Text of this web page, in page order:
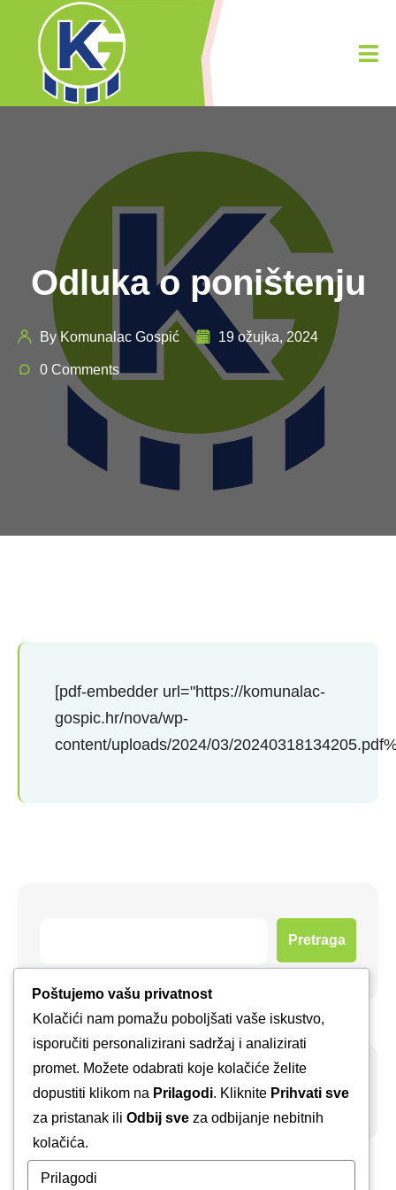
Odluka o poništenju
By Komunalac Gospić 19 ožujka, 2024
0 Comments
[pdf-embedder url="https://komunalac-
gospic.hr/nova/wp-
content/uploads/2024/03/
Pretraga
Arhiva
Poštujemo vašu privatnost
Kolačići nam pomažu poboljšati vaše iskustvo,
isporučiti personalizirani sadržaj i analizirati
promet. Možete odabrati koje kolačiće želite
dopustiti klikom na Prilagodi. Kliknite Prihvati sve
za pristanak ili Odbij sve za odbijanje nebitnih
kolačića.
Prilagodi